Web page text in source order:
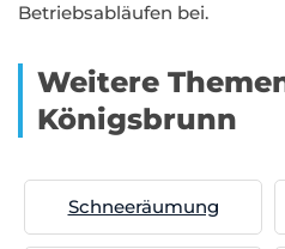
Betriebsabläufen bei.
Weitere
Königsbrunn
Schneeräumung